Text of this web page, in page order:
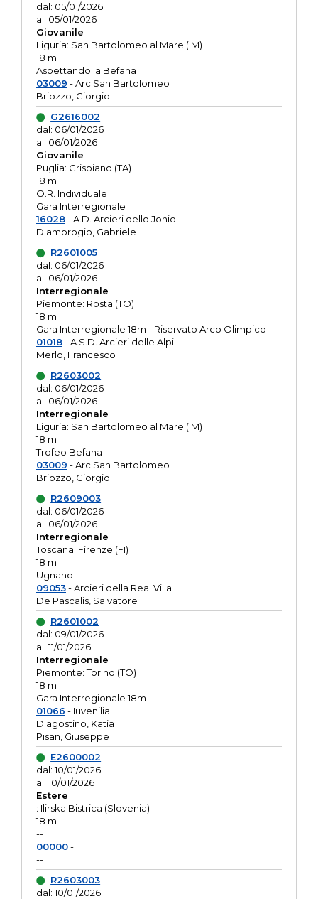
dal: 05/01/2026
al: 05/01/2026
Giovanile
Liguria: San Bartolomeo al Mare (IM)
18 m
Aspettando la Befana
03009 - Arc.San Bartolomeo
Briozzo, Giorgio
G2616002
dal: 06/01/2026
al: 06/01/2026
Giovanile
Puglia: Crispiano (TA)
18 m
O.R. Individuale
Gara Interregionale
16028- A.D. Arcieri dello Jonio
D'ambrogio, Gabriele
R2601005
dal: 06/01/2026
al: 06/01/2026
Interregionale
Piemonte: Rosta (TO)
18 m
Gara Interregionale 18m - Riservato Arco Olimpico
01018- A.S.D. Arcieri delle Alpi
Merlo, Francesco
R2603002
dal: 06/01/2026
al: 06/01/2026
Interregionale
Liguria: San Bartolomeo al Mare (IM)
18 m
Trofeo Befana
03009 - Arc.San Bartolomeo
Briozzo, Giorgio
R2609003
dal: 06/01/2026
al: 06/01/2026
Interregionale
Toscana: Firenze (FI)
18 m
Ugnano
09053- Arcieri della Real Villa
De Pascalis, Salvatore
R2601002
dal: 09/01/2026
al: 11/01/2026
Interregionale
Piemonte: Torino (TO)
18 m
Gara Interregionale 18m
01066 - Iuvenilia
D'agostino, Katia
Pisan, Giuseppe
E2600002
dal: 10/01/2026
al: 10/01/2026
Estere
: Ilirska Bistrica (Slovenia)
18 m
--
00000-
--
R2603003
dal: 10/01/2026